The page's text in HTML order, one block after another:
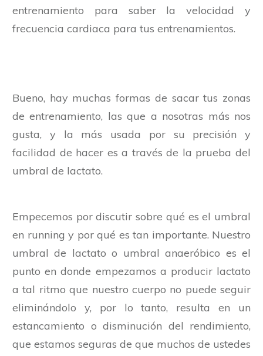
entrenamiento para saber la velocidad y
frecuencia cardiaca para tus entrenamientos.
Bueno, hay muchas formas de sacar tus zonas
de entrenamiento, las que a nosotras más nos
gusta, y la más usada por su precisión y
facilidad de hacer es a través de la prueba del
umbral de lactato.
Empecemos por discutir sobre qué es el umbral
en running y por qué es tan importante. Nuestro
umbral de lactato o umbral anaeróbico es el
punto en donde empezamos a producir lactato
a tal ritmo que nuestro cuerpo no puede seguir
eliminándolo y, por lo tanto, resulta en un
estancamiento o disminución del rendimiento,
que estamos seguras de que muchos de ustedes